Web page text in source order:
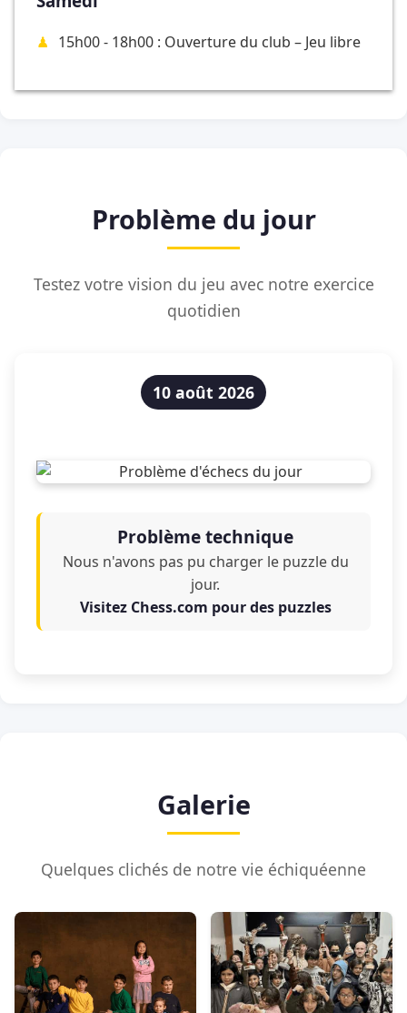
15h00 - 18h00 : Ouverture du club – Jeu libre
Problème du jour
Testez votre vision du jeu avec notre exercice
quotidien
10 août 2026
Problème technique
Nous n'avons pas pu charger le puzzle du
jour.
Visitez Chess.com pour des puzzles
Galerie
Quelques clichés de notre vie échiquéenne